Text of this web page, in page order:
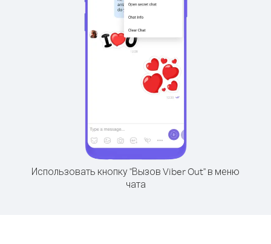
Использовать кнопку "Вызов Viber Out" в меню
чата